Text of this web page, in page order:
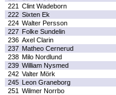
221 Clint Wadeborn
222 Sixten Ek
224 Walter Persson
227 Folke Sundelin
236 Axel Clarin
237 Matheo Cernerud
238 Milo Nordlund
239 William Nysmed
242 Valter Mörk
245 Leon Graneborg
251 Wilmer Norrbo